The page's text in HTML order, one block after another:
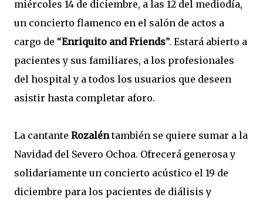
miércoles 14 de diciembre, a las 12 del mediodía,
un concierto flamenco en el salón de actos a
cargo de “Enriquito and Friends”. Estará abierto a
pacientes y sus familiares, a los profesionales
del hospital y a todos los usuarios que deseen
asistir hasta completar aforo.
La cantante Rozaléntambién se quiere sumar a la
Navidad del Severo Ochoa. Ofrecerá generosa y
solidariamente un concierto acústico el 19 de
diciembre para los pacientes de diálisis y